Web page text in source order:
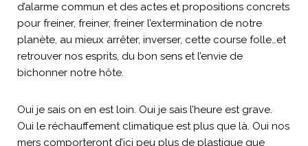
d’alarme commun et des actes et propositions concrets
pour freiner, freiner, freiner l’extermination de notre
planète, au mieux arrêter, inverser, cette course folle…et
retrouver nos esprits, du bon sens et l’envie de
bichonner notre hôte.
Oui je sais on en est loin. Oui je sais l’heure est grave.
Oui le réchauffement climatique est plus que là. Oui nos
mers comporteront d’ici peu plus de plastique que